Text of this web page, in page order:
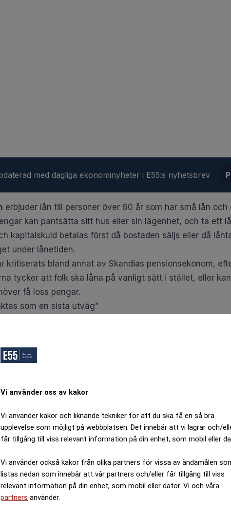
Vi använder oss av kakor
Vi använder kakor och liknande tekniker för att du ska få en så bra
upplevelse som möjligt på webbplatsen. Det innebär att vi lagrar och/
får tillgång till viss relevant information på din enhet, som mobil eller
Vi använder också kakor från olika partners för vissa av ändamålen
listas nedan som innebär att vår partners och/eller får tillgång till viss
relevant information på din enhet, som mobil eller dator. Vi och våra
partners använder.